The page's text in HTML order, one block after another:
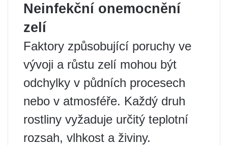
Neinfekční onemocnění
zelí
Faktory způsobující poruchy ve
vývoji a růstu zelí mohou být
odchylky v půdních procesech
nebo v atmosféře. Každý druh
rostliny vyžaduje určitý teplotní
rozsah, vlhkost a živiny.